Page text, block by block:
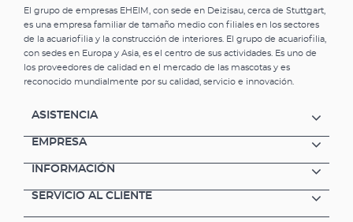
El grupo de empresas EHEIM, con sede en Deizisau, cerca de Stuttgart,
es una empresa familiar de tamaño medio con filiales en los sectores
de la acuariofilia y la construcción de interiores. El grupo de acuariofilia,
con sedes en Europa y Asia, es el centro de sus actividades. Es uno de
los proveedores de calidad en el mercado de las mascotas y es
reconocido mundialmente por su calidad, servicio e innovación.
ASISTENCIA
EMPRESA
INFORMACIÓN
SERVICIO AL CLIENTE